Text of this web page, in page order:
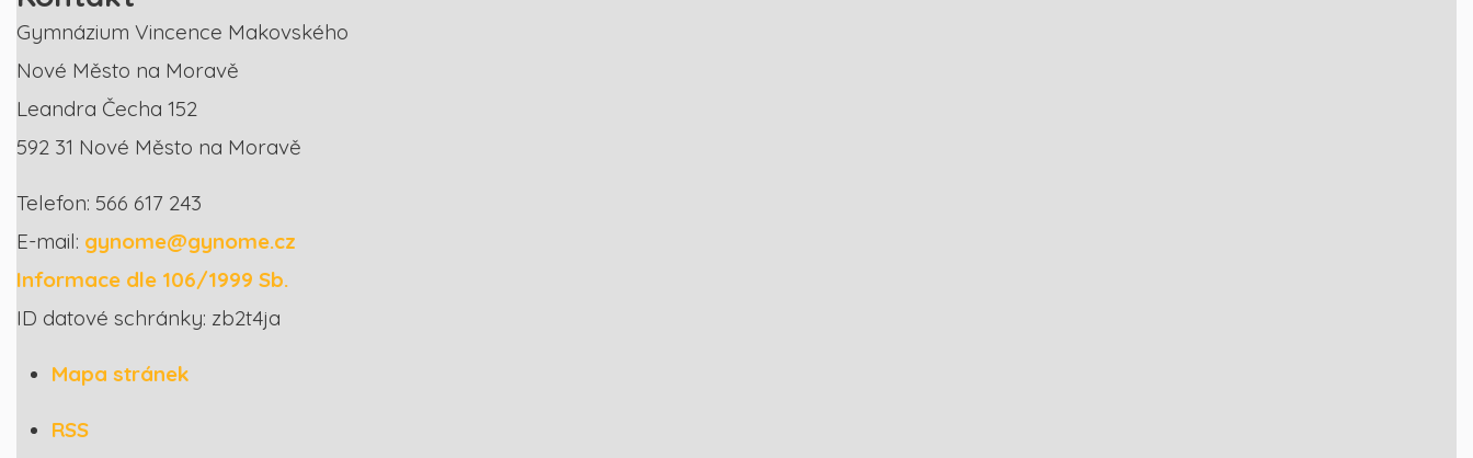
Gymnázium Vincence Makovského
Nové Město na Moravě
Leandra Čecha 152
592 31 Nové Město na Moravě
Telefon: 566 617 243
E-mail: gynome@gynome.cz
Informace dle 106/1999 Sb.
ID datové schránky: zb2t4ja
Mapa stránek
RSS